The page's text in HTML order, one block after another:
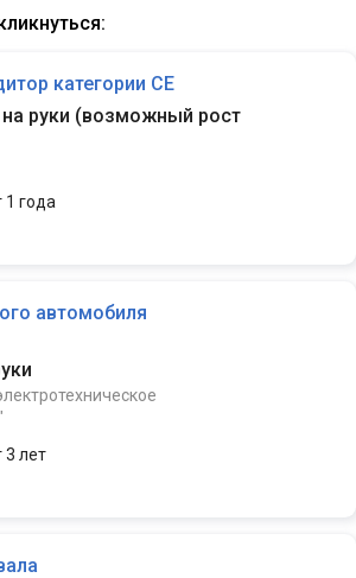
категории CE
руки (возможный рост
года
автомобиля
3 лет